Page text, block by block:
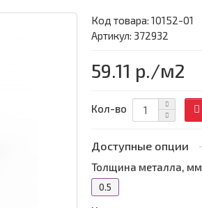
Код товара:10152-01
Артикул: 372932
59.11 р./м2
Кол-во
Доступные опции
Толщина металла, мм
0.5